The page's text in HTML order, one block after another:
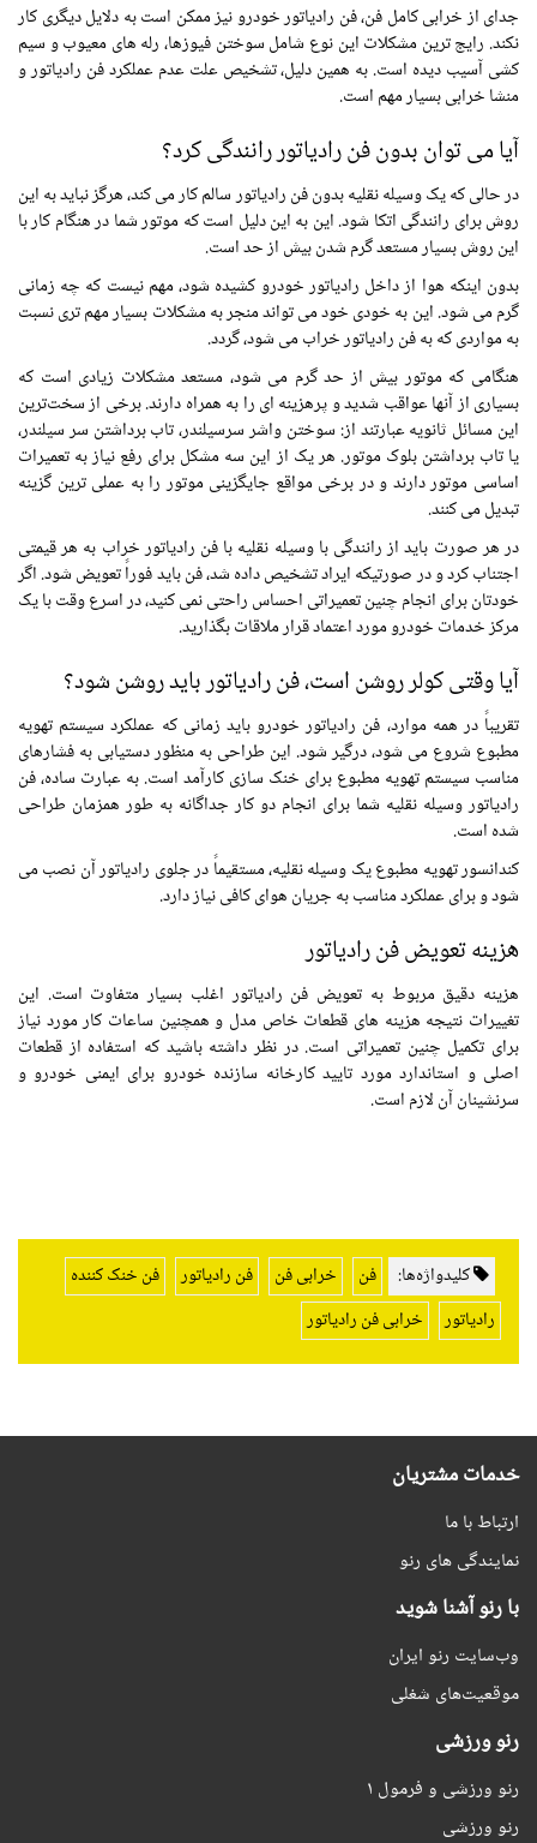
جدای از خرابی کامل فن، فن رادیاتور خودرو نیز ممکن است به دلایل دیگری کار
نکند. رایج ترین مشکلات این نوع شامل سوختن فیوزها، رله های معیوب و سیم
کشی آسیب دیده است. به همین دلیل، تشخیص علت عدم عملکرد فن رادیاتور و
منشا خرابی بسیار مهم است.
آیا می توان بدون فن رادیاتور رانندگی کرد؟
در حالی که یک وسیله نقلیه بدون فن رادیاتور سالم کار می کند، هرگز نباید به این
روش برای رانندگی اتکا شود. این به این دلیل است که موتور شما در هنگام کار با
این روش بسیار مستعد گرم شدن بیش از حد است.
بدون اینکه هوا از داخل رادیاتور خودرو کشیده شود، مهم نیست که چه زمانی
گرم می شود. این به خودی خود می تواند منجر به مشکلات بسیار مهم تری نسبت
به مواردی که به فن رادیاتور خراب می شود، گردد.
هنگامی که موتور بیش از حد گرم می شود، مستعد مشکلات زیادی است که
بسیاری از آنها عواقب شدید و پرهزینه ای را به همراه دارند. برخی از سخت‌ترین
این مسائل ثانویه عبارتند از: سوختن واشر سرسیلندر، تاب برداشتن سر سیلندر،
یا تاب برداشتن بلوک‌ موتور. هر یک از این سه مشکل برای رفع نیاز به تعمیرات
اساسی موتور دارند و در برخی مواقع جایگزینی موتور را به عملی ترین گزینه
تبدیل می کنند.
در هر صورت باید از رانندگی با وسیله نقلیه با فن رادیاتور خراب به هر قیمتی
اجتناب کرد و در صورتیکه ایراد تشخیص داده شد، فن باید فوراً تعویض شود. اگر
خودتان برای انجام چنین تعمیراتی احساس راحتی نمی کنید، در اسرع وقت با یک
مرکز خدمات خودرو مورد اعتماد قرار ملاقات بگذارید.
آیا وقتی کولر روشن است، فن رادیاتور باید روشن شود؟
تقریباً در همه موارد، فن رادیاتور خودرو باید زمانی که عملکرد سیستم تهویه
مطبوع شروع می شود، درگیر شود. این طراحی به منظور دستیابی به فشارهای
مناسب سیستم تهویه مطبوع برای خنک سازی کارآمد است. به عبارت ساده، فن
رادیاتور وسیله نقلیه شما برای انجام دو کار جداگانه به طور همزمان طراحی
شده است.
کندانسور تهویه مطبوع یک وسیله نقلیه، مستقیماً در جلوی رادیاتور آن نصب می
شود و برای عملکرد مناسب به جریان هوای کافی نیاز دارد.
هزینه تعویض فن رادیاتور
هزینه دقیق مربوط به تعویض فن رادیاتور اغلب بسیار متفاوت است. این
تغییرات نتیجه هزینه های قطعات خاص مدل و همچنین ساعات کار مورد نیاز
برای تکمیل چنین تعمیراتی است. در نظر داشته باشید که استفاده از قطعات
اصلی و استاندارد مورد تایید کارخانه سازنده خودرو برای ایمنی خودرو و
سرنشینان آن لازم است.
کلیدواژه‌ها: فن خرابی فن فن رادیاتور
فن خنک کننده
رادیاتور
خرابی فن رادیاتور
خدمات مشتریان
ارتباط با ما
نمایندگی های رنو
با رنو آشنا شوید
وب‌سایت رنو ایران
موقعیت‌های شغلی
رنو ورزشی
رنو ورزشی و فرمول ۱
رنو ورزشی